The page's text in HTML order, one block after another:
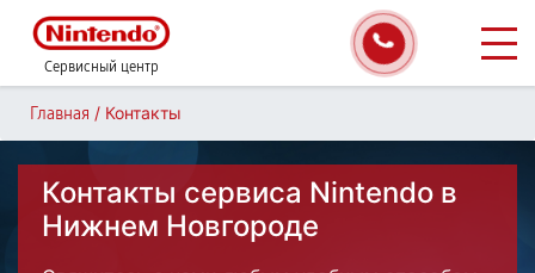
Сервисный центр
Главная / Контакты
Контакты сервиса Nintendo в
Нижнем Новгороде